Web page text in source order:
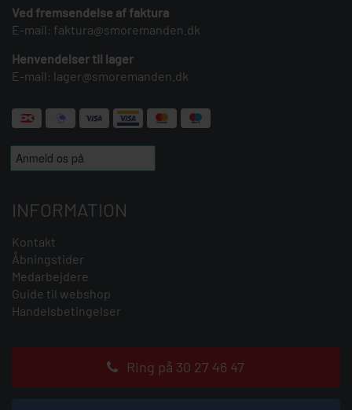
Ved fremsendelse af faktura
E-mail: faktura@smoremanden.dk
Henvendelser til lager
E-mail: lager@smoremanden.dk
INFORMATION
Kontakt
Åbningstider
Medarbejdere
Guide til webshop
Handelsbetingelser
Ring på 30 27 46 47